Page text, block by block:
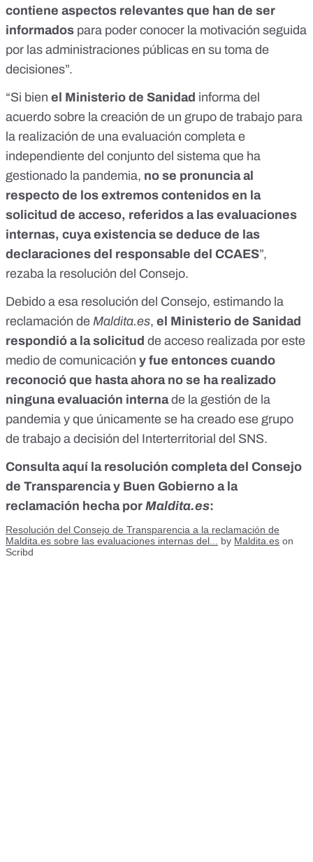
contiene aspectos relevantes que han de ser
informados para poder conocer la motivación seguida
por las administraciones públicas en su toma de
decisiones”.
“Si bien el Ministerio de Sanidad informa del
acuerdo sobre la creación de un grupo de trabajo para
la realización de una evaluación completa e
independiente del conjunto del sistema que ha
gestionado la pandemia, no se pronuncia al
respecto de los extremos contenidos en la
solicitud de acceso, referidos a las evaluaciones
internas, cuya existencia se deduce de las
declaraciones del responsable del CCAES”,
rezaba la resolución del Consejo.
Debido a esa resolución del Consejo, estimando la
reclamación de Maldita.es, el Ministerio de Sanidad
respondió a la solicitud de acceso realizada por este
medio de comunicación y fue entonces cuando
reconoció que hasta ahora no se ha realizado
ninguna evaluación internade la gestión de la
pandemia y que únicamente se ha creado ese grupo
de trabajo a decisión del Interterritorial del SNS.
Consulta aquí la resolución completa del Consejo
de Transparencia y Buen Gobierno a la
reclamación hecha por Maldita.es:
Resolución del Consejo de Transparencia a la reclamación de
Maldita.es sobre las evaluaciones internas del...
by Maldita.es on
Scribd